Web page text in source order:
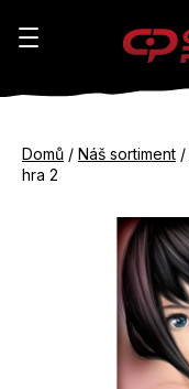
Domů / Náš sortiment /
hra 2
K
do
do